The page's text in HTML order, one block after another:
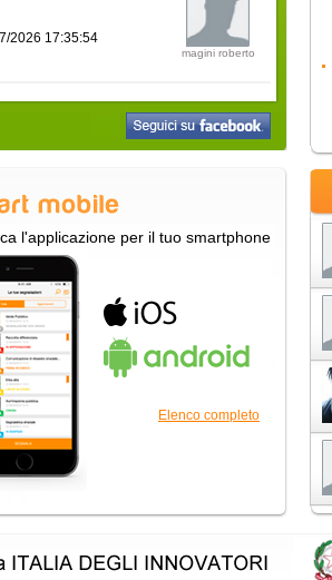
2026 17:35:54
magini roberto
l'applicazione per il tuo smartphone
Elenco completo